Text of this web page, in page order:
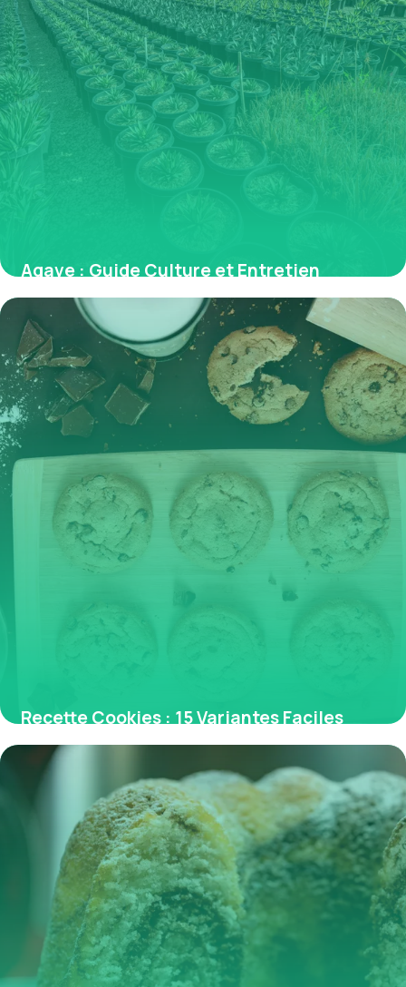
Agave : Guide Culture et Entretien
Complet
30 mai 2026
Recette Cookies : 15 Variantes Faciles
2026
29 mai 2026